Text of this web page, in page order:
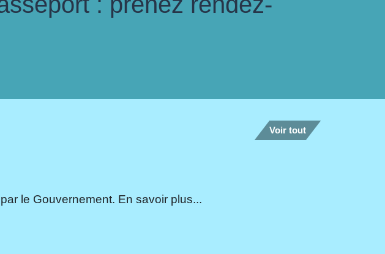
Voir tout
le Gouvernement. En savoir plus...